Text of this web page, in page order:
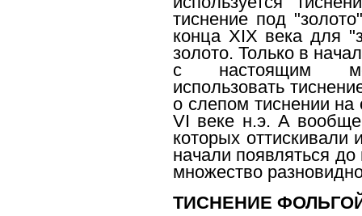
тиснение под
конца XIX века для
золото. Только в
с настоящим
использовать
о слепом тиснении
VI веке н.э. А
которых
начали появляться
множество
ТИСНЕНИЕ